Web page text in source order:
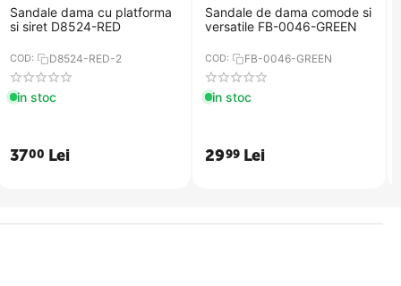
Sandale dama cu platforma
si siret D8524-RED
COD: D8524-RED​-2
in stoc
3700 Lei
​Sandale de dama comode si
versatile FB-0046-GREEN
COD: FB-0046-GREEN
in stoc
2999 Lei